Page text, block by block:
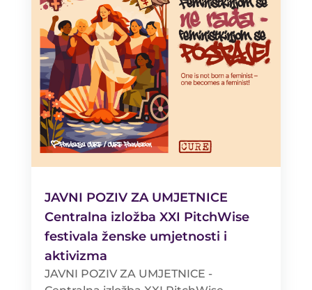
JAVNI POZIV ZA UMJETNICE
Centralna izložba XXI PitchWise
festivala ženske umjetnosti i
aktivizma
JAVNI POZIV ZA UMJETNICE -